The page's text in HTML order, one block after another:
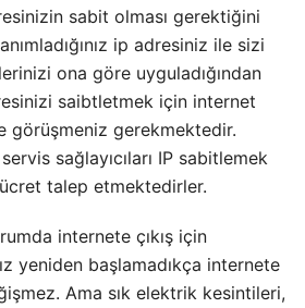
sabit olması gerektiğini
ip adresiniz ile sizi
ona göre uyguladığından
saibtletmek için internet
görüşmeniz gerekmektedir.
sağlayıcıları IP sabitlemek
talep etmektedirler.
internete çıkış için
yeniden başlamadıkça internete
Ama sık elektrik kesintileri,